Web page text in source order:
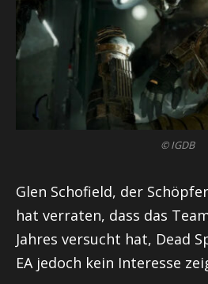
© IGDB
Glen Schofield, der
hat verraten, dass das
Jahres versucht hat, Dead
EA jedoch kein Interesse